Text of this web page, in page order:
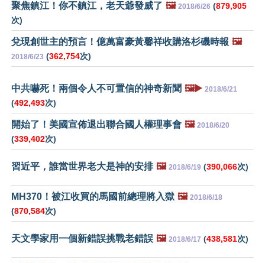
聚焦鎮江！你不鎮江，老天爺發威了 🖼️ 2018/6/26 (879,905
次)
兌現創世主的預言！億萬富豪黃馨祥收購洛杉磯時報 🖼️
2018/6/23 (362,754次)
中共嚇死！兩個令人不可置信的神奇新聞 🖼️▶️ 2018/6/21
(492,493次)
開始了！美國宣佈退出聯合國人權理事會 🖼️ 2018/6/20
(339,402次)
習近平，誰當世界老大是神的安排 🖼️ 2018/6/19 (390,066次)
MH370！被江收買的馬國前總理將入獄 🖼️ 2018/6/18
(870,584次)
天文學家用一個新錯誤挑戰老錯誤 🖼️ 2018/6/17 (438,581次)